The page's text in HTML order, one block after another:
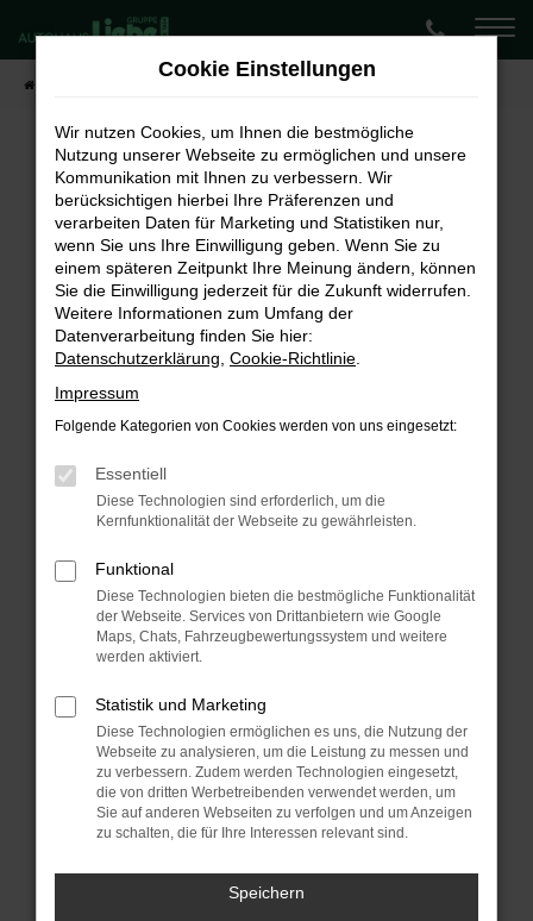
Zum
Hauptinhalt
springen
Lagerwagen-Angebote
Fehler: Network Error
Beim Laden ist ein Fehler aufgetreten.
Hier sind ein paar Tipps, die dir helfen können:
Überprüfe deine Firewall und deine
Internetverbindung.
Laden andere Webseiten, zum Beispiel deine
Suchmaschine?
Prüfe deine Browsererweiterungen.
können das Laden bestimmter Seiten
verhindern. Funktioniert die Seite in einem
anderen Browser oder in einem privaten
Starte dein Gerät neu.
Das kann manchmal helfen, vorübergehende
Probleme zu beheben.
Betriebssystem auf dem neuesten Stand
sind.
Veraltete Software birgt nicht nur ein
Sicherheitsrisiko, sondern kann auch dazu
führen, dass bestimmte Funktionen nicht mehr
unterstützt werden.
Wenn du alle oben genannten Schritte versucht
Cookie Einstellungen
Wir nutzen Cookies, um Ihnen die bestmögliche
Nutzung unserer Webseite zu ermöglichen und unsere
Kommunikation mit Ihnen zu verbessern. Wir
berücksichtigen hierbei Ihre Präferenzen und
verarbeiten Daten für Marketing und Statistiken nur,
wenn Sie uns Ihre Einwilligung geben. Wenn Sie zu
einem späteren Zeitpunkt Ihre Meinung ändern, können
Sie die Einwilligung jederzeit für die Zukunft widerrufen.
Weitere Informationen zum Umfang der
Datenverarbeitung finden Sie hier:
Datenschutzerklärung Cookie-Richtlinie
Impressum
Folgende Kategorien von Cookies werden von uns eingesetzt:
Essentiell
Diese Technologien sind erforderlich, um die
Kernfunktionalität der Webseite zu gewährleisten.
Funktional
Diese Technologien bieten die bestmögliche Funktionalität
der Webseite. Services von Drittanbietern wie Google
Maps, Chats, Fahrzeugbewertungssystem und weitere
werden aktiviert.
Statistik und Marketing
Diese Technologien ermöglichen es uns, die Nutzung der
Webseite zu analysieren, um die Leistung zu messen und
zu verbessern. Zudem werden Technologien eingesetzt,
die von dritten Werbetreibenden verwendet werden, um
Sie auf anderen Webseiten zu verfolgen und um Anzeigen
zu schalten, die für Ihre Interessen relevant sind.
Speichern